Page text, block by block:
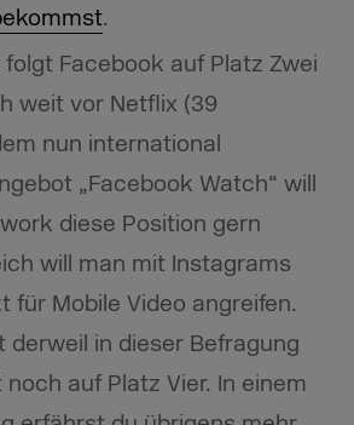
.
Facebook auf Platz Zwei
weit vor Netflix (39
nun international
„Facebook Watch“ will
diese Position gern
will man mit Instagrams
für Mobile Video angreifen.
derweil in dieser Befragung
auf Platz Vier. In einem